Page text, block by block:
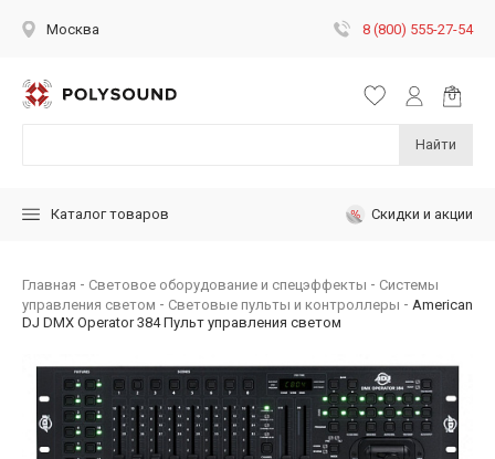
Москва 8 (800) 555-27-54
Найти
Каталог товаров Скидки и акции
Главная Световое оборудование и спецэффекты
Системы
управления светом
Световые пульты и контроллеры
American
DJ DMX Operator 384 Пульт управления светом